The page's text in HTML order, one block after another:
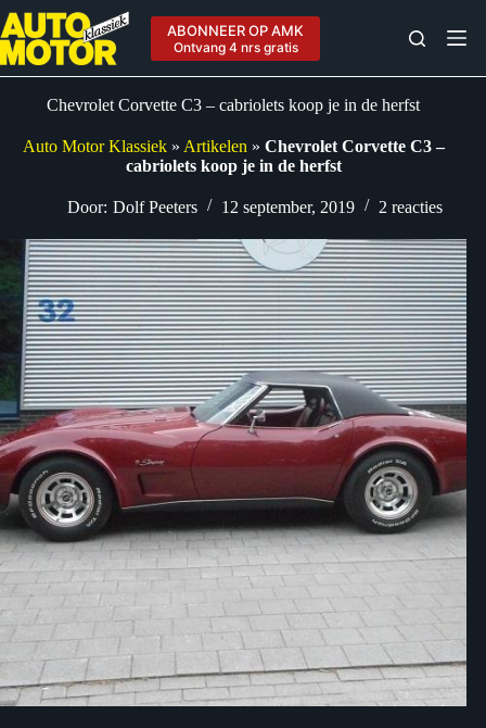
Ga
naar
de
inhoud
ABONNEER OP AMK
Ontvang 4 nrs gratis
Chevrolet Corvette C3 – cabriolets koop je in de herfst
Auto Motor Klassiek» Artikelen » Chevrolet Corvette C3 –
cabriolets koop je in de herfst
Door: Dolf Peeters 12 september, 2019 2 reacties